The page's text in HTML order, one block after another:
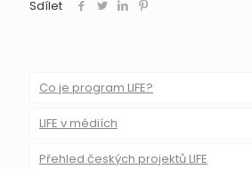
Sdílet
Co je program LIFE?
LIFE v médiích
Přehled českých projektů LIFE